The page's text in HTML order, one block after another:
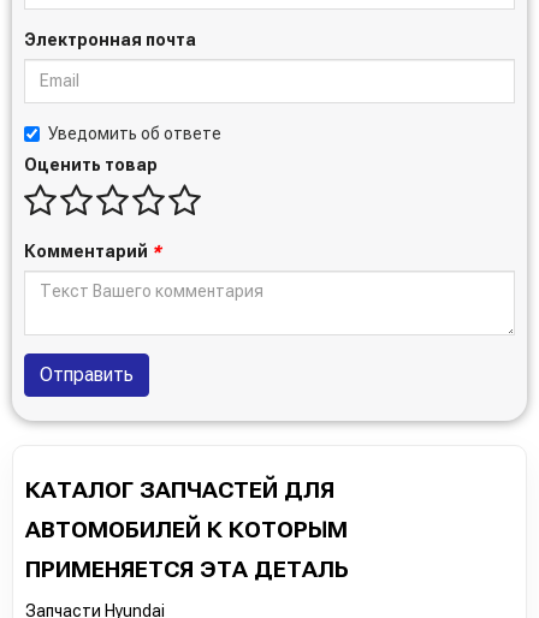
Электронная почта
Уведомить об ответе
Оценить товар
Комментарий *
Отправить
КАТАЛОГ ЗАПЧАСТЕЙ ДЛЯ
АВТОМОБИЛЕЙ К КОТОРЫМ
ПРИМЕНЯЕТСЯ ЭТА ДЕТАЛЬ
Запчасти Hyundai